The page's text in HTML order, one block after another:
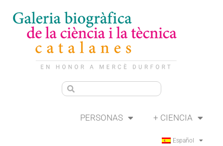
PERSONAS + CIENCIA
Español